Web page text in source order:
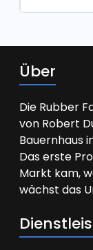
Über
Die Rubber
von Robert
Bauernhaus
Das erste
Markt kam,
wächst das